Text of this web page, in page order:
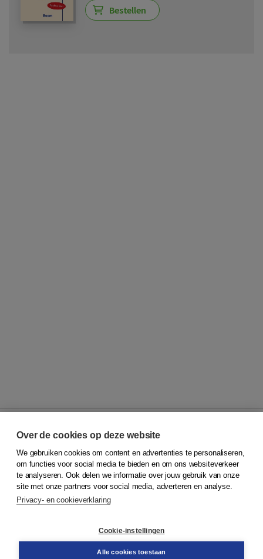
Bestellen
© 2026Koninklijke Boom uitgevers
Klantenservice
Service & informatie
Contact
Over de cookies op deze website
We gebruiken cookies om content en advertenties te personaliseren,
om functies voor social media te bieden en om ons websiteverkeer
te analyseren. Ook delen we informatie over jouw gebruik van onze
site met onze partners voor social media, adverteren en analyse.
Privacy- en cookieverklaring
Cookie-instellingen
Alle cookies toestaan